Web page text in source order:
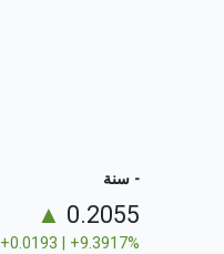
- سنة
0.2055
▲
+0.0193 | +9.3917%